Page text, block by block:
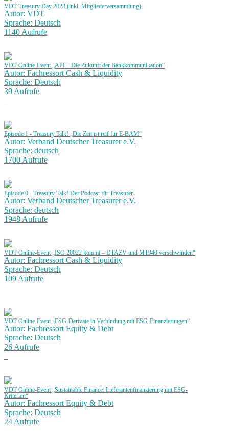
VDT Treasury Day 2023 (inkl. Mitgliederversammlung)
Autor: VDT
Sprache: Deutsch
1140 Aufrufe
VDT Online-Event „API – Die Zukunft der Bankkommunikation“
Autor: Fachressort Cash & Liquidity
Sprache: Deutsch
39 Aufrufe
Episode 1 - Treasury Talk! „Die Zeit ist reif für E-BAM“
Autor: Verband Deutscher Treasurer e.V.
Sprache: deutsch
1700 Aufrufe
Episode 0 - Treasury Talk! Der Podcast für Treasurer
Autor: Verband Deutscher Treasurer e.V.
Sprache: deutsch
1948 Aufrufe
VDT Online-Event „ISO 20022 kommt – DTAZV und MT940 verschwinden“
Autor: Fachressort Cash & Liquidity
Sprache: Deutsch
109 Aufrufe
VDT Online-Event „ESG-Derivate in Verbindung mit ESG-Finanzierungen“
Autor: Fachressort Equity & Debt
Sprache: Deutsch
26 Aufrufe
VDT Online-Event „Sustainable Finance: Lieferantenfinanzierung mit ESG-
Kriterien“
Autor: Fachressort Equity & Debt
Sprache: Deutsch
24 Aufrufe